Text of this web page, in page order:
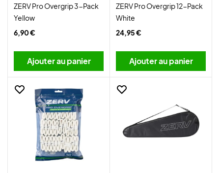
ZERV Pro Overgrip 3-Pack
Yellow
6,90 €
Ajouter au panier
ZERV Pro Overgrip 12-Pack
White
24,95 €
Ajouter au panier